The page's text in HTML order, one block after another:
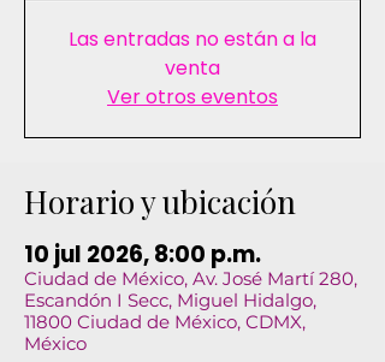
Las entradas no están a la
venta
Ver otros eventos
Horario y ubicación
10 jul 2026, 8:00 p.m.
Ciudad de México, Av. José Martí 280,
Escandón I Secc, Miguel Hidalgo,
11800 Ciudad de México, CDMX,
México